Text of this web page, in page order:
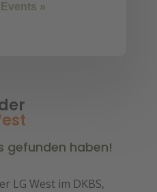
»
gefunden haben!
LG West im DKBS,